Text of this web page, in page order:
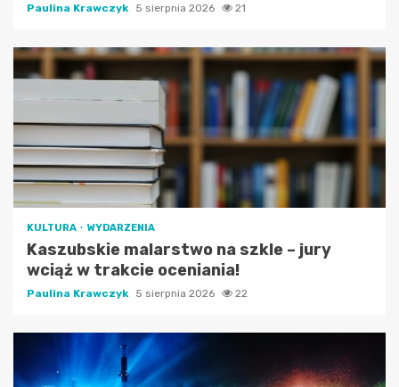
Paulina Krawczyk 5 sierpnia 2026 21
KULTURA WYDARZENIA
Kaszubskie malarstwo na szkle – jury
wciąż w trakcie oceniania!
Paulina Krawczyk 5 sierpnia 2026 22